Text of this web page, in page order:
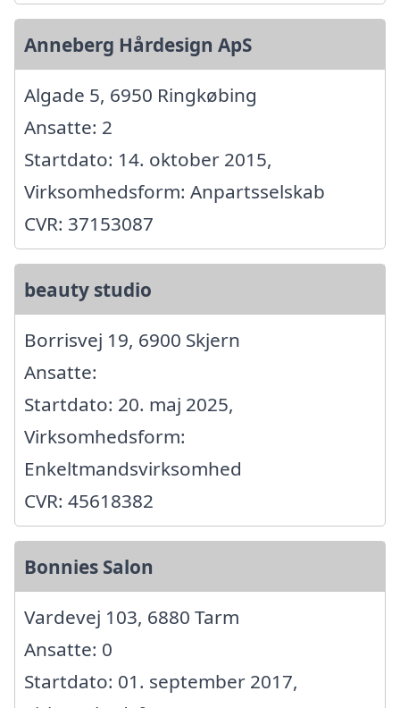
Anneberg Hårdesign ApS
Algade 5, 6950 Ringkøbing
Ansatte: 2
Startdato: 14. oktober 2015,
Virksomhedsform: Anpartsselskab
CVR: 37153087
beauty studio
Borrisvej 19, 6900 Skjern
Ansatte:
Startdato: 20. maj 2025,
Virksomhedsform:
Enkeltmandsvirksomhed
CVR: 45618382
Bonnies Salon
Vardevej 103, 6880 Tarm
Ansatte: 0
Startdato: 01. september 2017,